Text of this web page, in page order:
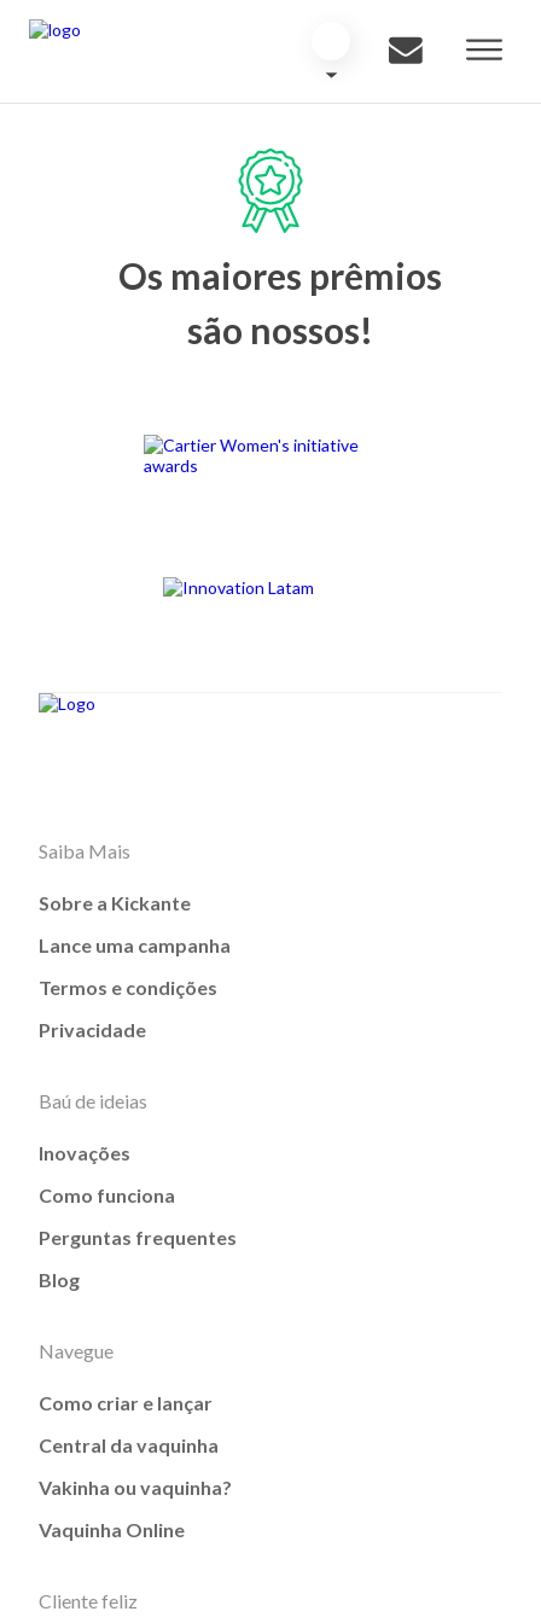
Os maiores prêmios
são nossos!
Saiba Mais
Sobre a Kickante
Lance uma campanha
Termos e condições
Privacidade
Baú de ideias
Inovações
Como funciona
Perguntas frequentes
Blog
Navegue
Como criar e lançar
Central da vaquinha
Vakinha ou vaquinha?
Vaquinha Online
Cliente feliz